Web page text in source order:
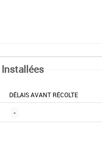
DÉLAIS AVANT RÉCOLTE
-